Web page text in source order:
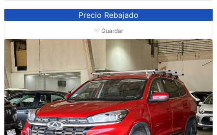
Precio Rebajado
Guardar